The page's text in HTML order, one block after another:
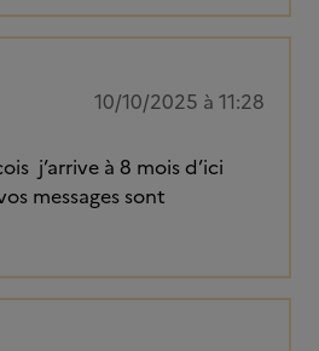
10/10/2025 à 11:28
j’arrive à 8 mois d’ici
messages sont